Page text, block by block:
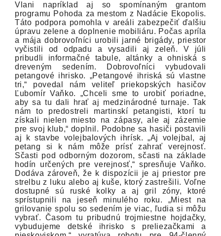
Vlani napríklad aj so spomínaným grantom
programu Pohoda za mestom z Nadácie Ekopolis.
Táto podpora pomohla v areáli zabezpečiť ďalšiu
úpravu zelene a doplnenie mobiliáru. Počas apríla
a mája dobrovoľníci urobili jarné brigády, priestor
vyčistili od odpadu a vysadili aj zeleň. V júli
pribudli informačné tabule, altánky a ohniská s
dreveným sedením. Dobrovoľníci vybudovali
petangové ihrisko. „Petangové ihriská sú vlastne
tri,“ povedal nám veliteľ priekopských hasičov
Ľubomír Vaňko. „Chceli sme to urobiť poriadne,
aby sa tu dali hrať aj medzinárodné turnaje. Tak
nám to predostreli martinskí petangisti, ktorí tu
získali nielen miesto na zápasy, ale aj zázemie
pre svoj klub,“ doplnil. Podobne sa hasiči postavili
aj k stavbe volejbalových ihrísk. „Aj volejbal, aj
petang si k nám môže prísť zahrať verejnosť.
Sčasti pod odborným dozorom, sčasti na základe
hodín určených pre verejnosť,“ spresňuje Vaňko.
Dodáva zároveň, že k dispozícii je aj priestor pre
strelbu z luku alebo aj kuše, ktorý zastrešili. Voľne
dostupné sú ruské kolky a aj gril zóny, ktoré
sprístupnili na jeseň minulého roku. „Miest na
grilovanie spolu so sedením je viac, ľudia si môžu
vybrať. Časom tu pribudnú trojmiestne hojdačky,
vybudujeme detské ihrisko s preliezačkami a